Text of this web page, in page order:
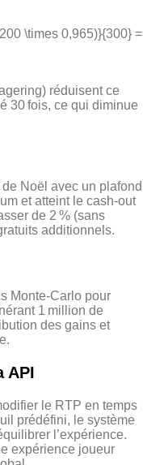
\times 0,965)}{300} =
réduisent ce
30 fois, ce qui diminue
Noël avec un plafond
et atteint le cash‑out
de 2 % (sans
additionnels.
Monte‑Carlo pour
1 million de
des gains et
API
le RTP en temps
prédéfini, le système
l’expérience.
expérience joueur